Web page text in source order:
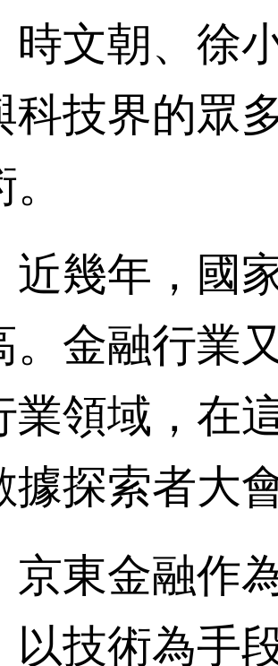
時文朝、徐
科技界的眾
年，國家
。金融行業
業領域，在
據探索者大
金融作為
以技術為手